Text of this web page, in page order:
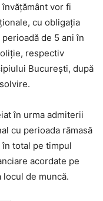
vor fi
cu obligația
de 5 ani în
respectiv
București, după
în urma admiterii
cu perioada rămasă
total pe timpul
acordate pe
de muncă.